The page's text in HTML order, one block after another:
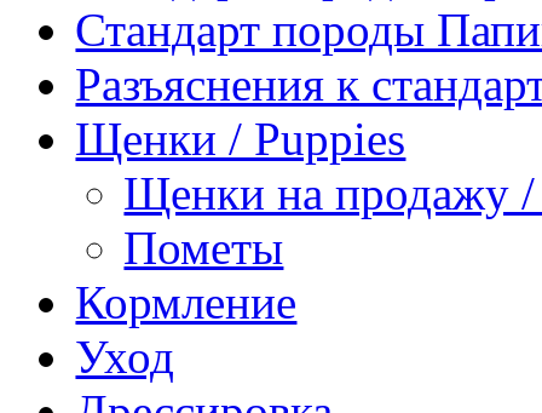
Стандарт породы
Разъяснения к
Щенки / Puppies
Щенки на продажу /
Пометы
Кормление
Уход